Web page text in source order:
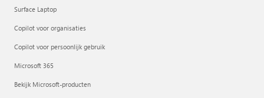
Surface Laptop
Copilot voor organisaties
Copilot voor persoonlijk gebruik
Microsoft 365
Bekijk Microsoft-producten